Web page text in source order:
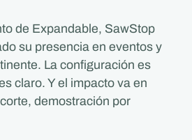
de Expandable, SawStop
su presencia en eventos y
La configuración es
claro. Y el impacto va en
demostración por